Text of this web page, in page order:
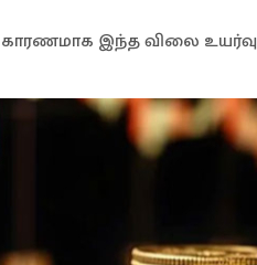
காரணமாக இந்த விலை உயர்வு